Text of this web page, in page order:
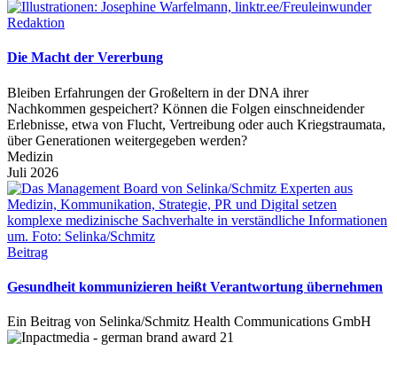
Redaktion
Die Macht der Vererbung
Bleiben Erfahrungen der Großeltern in der DNA ihrer
Nachkommen gespeichert? Können die Folgen einschneidender
Erlebnisse, etwa von Flucht, Vertreibung oder auch Kriegstraumata,
über Generationen weitergegeben werden?
Medizin
Juli 2026
Beitrag
Gesundheit kommunizieren heißt Verantwortung übernehmen
Ein Beitrag von Selinka/Schmitz Health Communications GmbH